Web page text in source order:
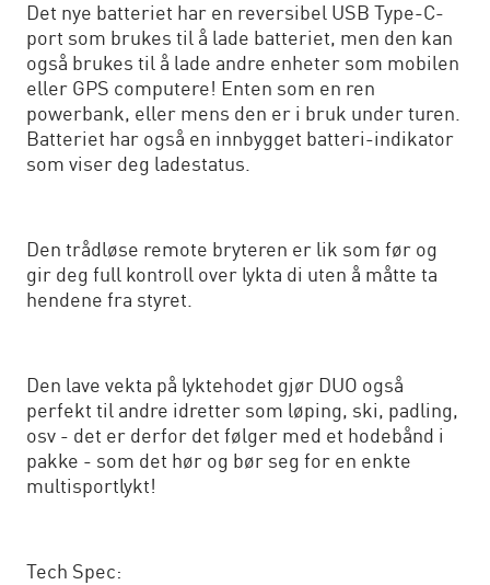
Det nye batteriet har en reversibel USB Type-C-
port som brukes til å lade batteriet, men den kan
også brukes til å lade andre enheter som mobilen
eller GPS computere! Enten som en ren
powerbank, eller mens den er i bruk under turen.
Batteriet har også en innbygget batteri-indikator
som viser deg ladestatus.
Den trådløse remote bryteren er lik som før og
gir deg full kontroll over lykta di uten å måtte ta
hendene fra styret.
Den lave vekta på lyktehodet gjør DUO også
perfekt til andre idretter som løping, ski, padling,
osv - det er derfor det følger med et hodebånd i
pakke - som det hør og bør seg for en enkte
multisportlykt!
Tech Spec: